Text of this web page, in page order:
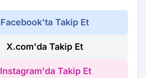
Facebook'ta Takip Et
X.com'da Takip Et
Instagram'da Takip Et